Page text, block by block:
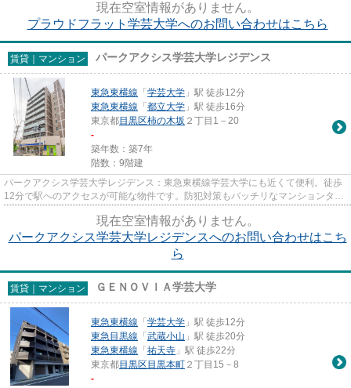
現在空室情報がありません。
プラウドフラット学芸大学へのお問い合わせはこちら
賃貸｜マンション パークアクシス学芸大学レジデンス
東急東横線 「 学芸大学 」駅 徒歩12分
東急東横線 「 都立大学 」駅 徒歩16分
東京都目黒区柿の木坂 ２丁目1－20
-
築年数：築7年
階数：9階建
パークアクシス学芸大学レジデンス：東急東横線学芸大学にも近くて便利。徒歩
12分で駅へのアクセスが可能な物件です。防犯対策もバッチリなマンションタイ
現在空室情報がありません。
パークアクシス学芸大学レジデンスへのお問い合わせはこち
ら
賃貸｜マンション ＧＥＮＯＶＩＡ学芸大学
東急東横線 「 学芸大学 」駅 徒歩12分
東急目黒線 「 武蔵小山 」駅 徒歩20分
東急東横線 「 祐天寺 」駅 徒歩22分
東京都目黒区 目黒本町 ２丁目15－8
-